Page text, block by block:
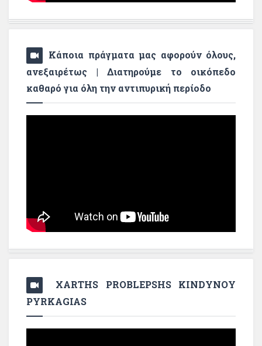
Κάποια πράγματα μας αφορούν όλους,
ανεξαιρέτως | Διατηρούμε το οικόπεδο
καθαρό για όλη την αντιπυρική περίοδο
XARTHS PROBLEPSHS KINDYNOY
PYRKAGIAS